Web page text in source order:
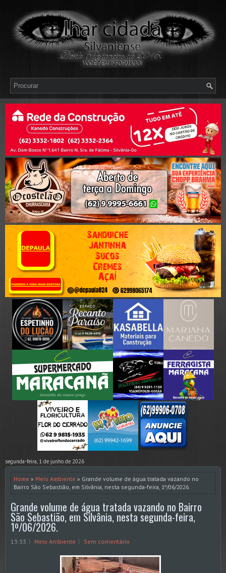
segunda-feira, 1 de junho de 2026
Home » Meio Ambiente » Grande volume de água tratada vazando no
Bairro São Sebastião, em Silvânia, nesta segunda-feira, 1º/06/2026.
Grande volume de água tratada vazando no Bairro
São Sebastião, em Silvânia, nesta segunda-feira,
1º/06/2026.
13:33 Meio Ambiente Sem comentário